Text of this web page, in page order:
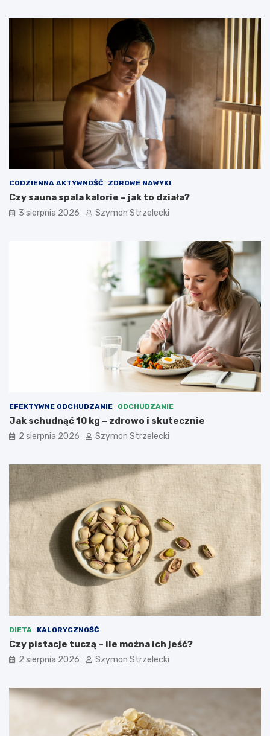
CODZIENNA AKTYWNOŚĆ ZDROWE NAWYKI
Czy sauna spala kalorie – jak to działa?
3 sierpnia 2026 Szymon Strzelecki
EFEKTYWNE ODCHUDZANIE ODCHUDZANIE
Jak schudnąć 10 kg – zdrowo i skutecznie
2 sierpnia 2026 Szymon Strzelecki
DIETA KALORYCZNOŚĆ
Czy pistacje tuczą – ile można ich jeść?
2 sierpnia 2026 Szymon Strzelecki